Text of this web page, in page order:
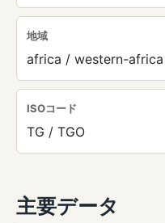
地域
africa / western-africa
ISOコード
TG / TGO
主要データ